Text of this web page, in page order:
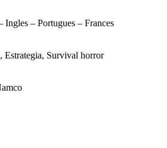
Ingles – Portugues – Frances
Estrategia, Survival horror